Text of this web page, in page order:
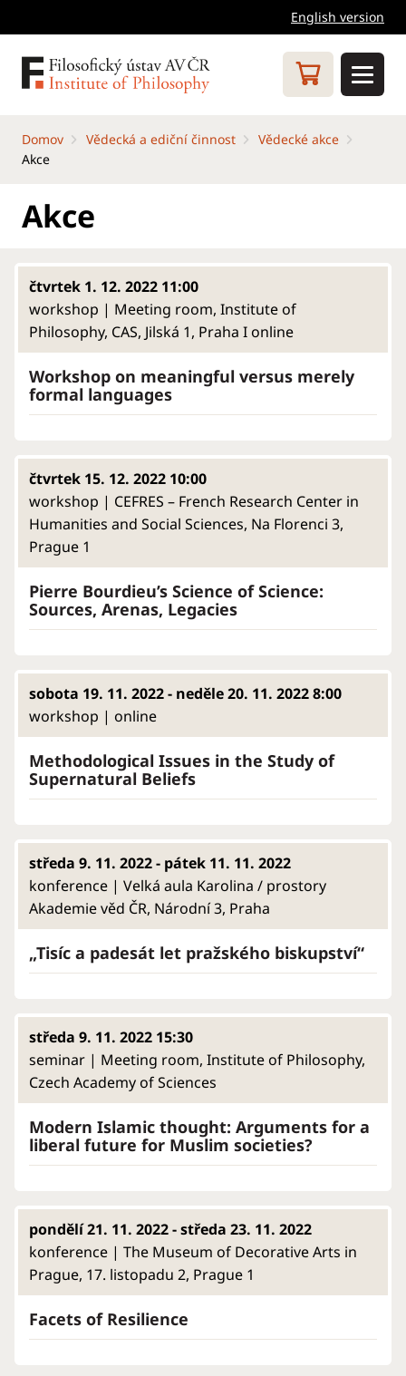
English version
Domov Vědecká a ediční činnost
Vědecké akce
Akce
Akce
čtvrtek 1. 12. 2022 11:00
workshop | Meeting room, Institute of
Philosophy, CAS, Jilská 1, Praha I online
Workshop on meaningful versus merely
formal languages
čtvrtek 15. 12. 2022 10:00
workshop | CEFRES – French Research Center in
Humanities and Social Sciences, Na Florenci 3,
Prague 1
Pierre Bourdieu’s Science of Science:
Sources, Arenas, Legacies
sobota 19. 11. 2022 - neděle 20. 11. 2022 8:00
workshop | online
Methodological Issues in the Study of
Supernatural Beliefs
středa 9. 11. 2022 - pátek 11. 11. 2022
konference | Velká aula Karolina / prostory
Akademie věd ČR, Národní 3, Praha
„Tisíc a padesát let pražského biskupství“
středa 9. 11. 2022 15:30
seminar | Meeting room, Institute of Philosophy,
Czech Academy of Sciences
Modern Islamic thought: Arguments for a
liberal future for Muslim societies?
pondělí 21. 11. 2022 - středa 23. 11. 2022
konference | The Museum of Decorative Arts in
Prague, 17. listopadu 2, Prague 1
Facets of Resilience